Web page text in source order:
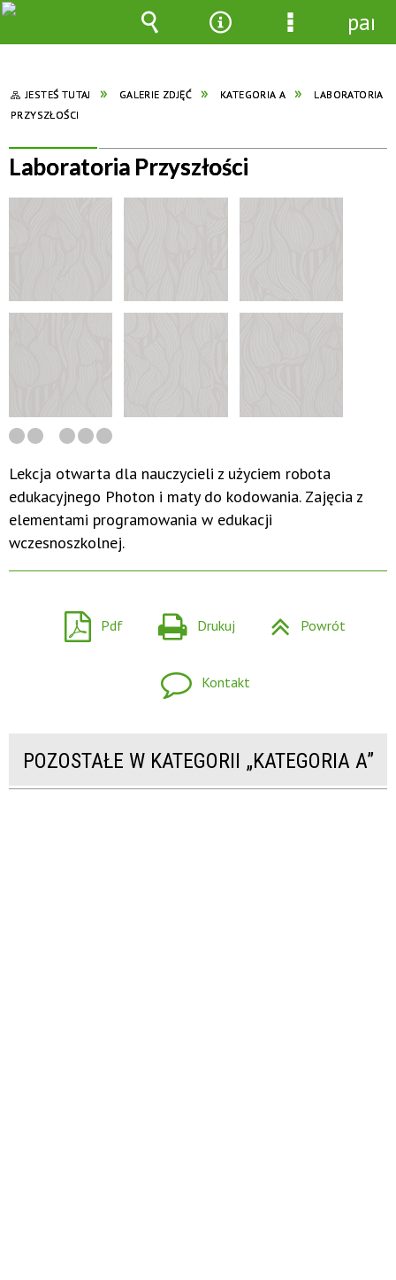
JESTEŚ TUTAJ GALERIE ZDJĘĆ KATEGORIA A
LABORATORIA
PRZYSZŁOŚCI
Laboratoria Przyszłości
Lekcja otwarta dla nauczycieli z użyciem robota
edukacyjnego Photon i maty do kodowania. Zajęcia z
elementami programowania w edukacji
wczesnoszkolnej.
Pdf Drukuj Powrót
Kontakt
POZOSTAŁE W KATEGORII „KATEGORIA A”
Wyszukiwarka
NarzędziaMenu